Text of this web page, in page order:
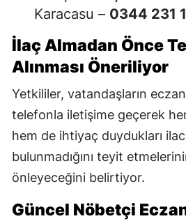
Karacasu – 0344 231
İlaç Almadan Önce
Alınması Öneriliyor
Yetkililer, vatandaşların
telefonla iletişime geçerek
hem de ihtiyaç duydukları
bulunmadığını teyit
önleyeceğini belirtiyor.
Güncel Nöbetçi